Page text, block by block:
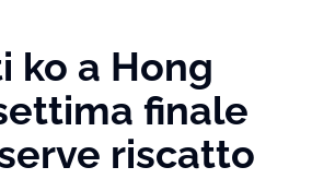
ko a Hong
finale
riscatto